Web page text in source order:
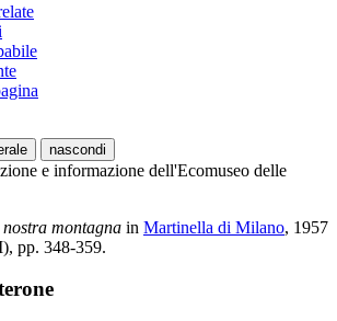
nascondi
e informazione dell'Ecomuseo delle
nostra montagna in Martinella di Milano, 1957
pp. 348-359.